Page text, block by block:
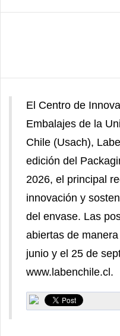
El Centro de
Embalajes de la
Chile (Usach),
edición del
2026, el principal
innovación y
del envase. Las
abiertas de
junio y el 25 de
www.labenchile.cl.